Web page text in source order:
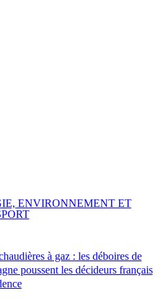
à gaz : les déboires de
poussent les décideurs français
ENVIRONNEMENT ET